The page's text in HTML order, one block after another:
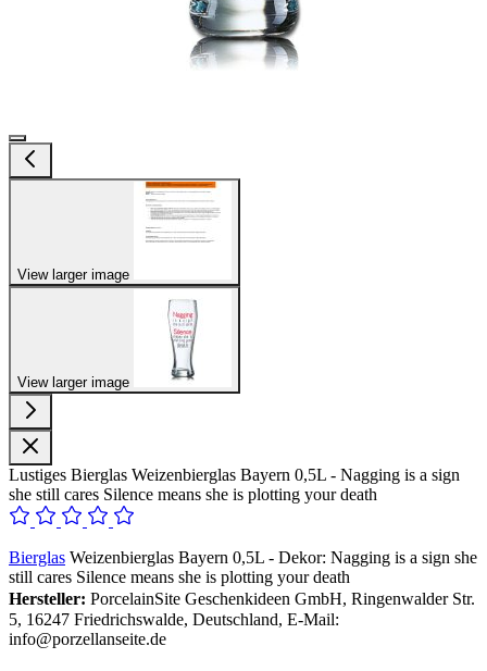
View larger image
View larger image
Lustiges Bierglas Weizenbierglas Bayern 0,5L - Nagging is a sign
she still cares Silence means she is plotting your death
Bierglas Weizenbierglas Bayern 0,5L - Dekor: Nagging is a sign she
still cares Silence means she is plotting your death
Hersteller: PorcelainSite Geschenkideen GmbH, Ringenwalder Str.
5, 16247 Friedrichswalde, Deutschland, E-Mail:
info@porzellanseite.de